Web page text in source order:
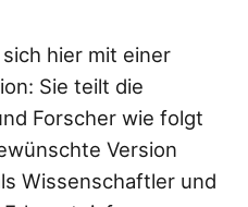
hier mit einer
Sie teilt die
Forscher wie folgt
Version
Wissenschaftler und